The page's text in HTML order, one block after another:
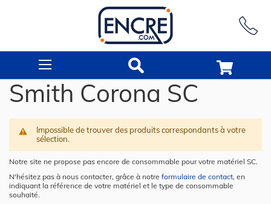
Smith Corona SC
Impossible de trouver des produits correspondants à votre
sélection.
Notre site ne propose pas encore de consommable pour votre matériel SC.
N'hésitez pas à nous contacter, grâce à notre formulaire de contact, en
indiquant la référence de votre matériel et le type de consommable
souhaité.